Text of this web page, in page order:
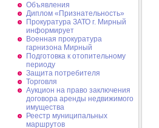
Объявления
Диплом «Признательность»
Прокуратура ЗАТО г. Мирный
информирует
Военная прокуратура
гарнизона Мирный
Подготовка к отопительному
периоду
Защита потребителя
Торговля
Аукцион на право заключения
договора аренды недвижимого
имущества
Реестр муниципальных
маршрутов